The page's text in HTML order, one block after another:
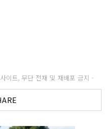
이트, 무단 전재 및 재배포 금지 -